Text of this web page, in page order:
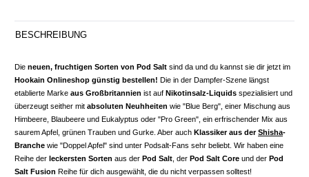
BESCHREIBUNG
Die neuen, fruchtigen Sorten von Pod Salt sind da und du kannst sie dir jetzt im
Hookain Onlineshop günstig bestellen! Die in der Dampfer-Szene längst
etablierte Marke aus Großbritannien ist auf Nikotinsalz-Liquids spezialisiert und
überzeugt seither mit absoluten Neuhheiten wie "Blue Berg", einer Mischung aus
Himbeere, Blaubeere und Eukalyptus oder "Pro Green", ein erfrischender Mix aus
saurem Apfel, grünen Trauben und Gurke. Aber auch Klassiker aus derShisha-
Branche wie "Doppel Apfel" sind unter Podsalt-Fans sehr beliebt. Wir haben eine
Reihe der leckersten Sorten aus der Pod Salt , der Pod Salt Core und der Pod
Salt Fusion Reihe für dich ausgewählt, die du nicht verpassen solltest!